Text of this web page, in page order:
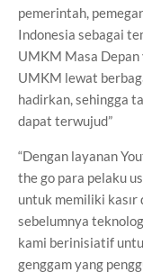
pemerintah,
Indonesia sebagai
UMKM Masa
UMKM lewat
hadirkan, sehingga
dapat terwujud”
“Dengan layanan
the go para pelaku
untuk memiliki kasır
sebelumnya
kami berinisiatif
genggam yang